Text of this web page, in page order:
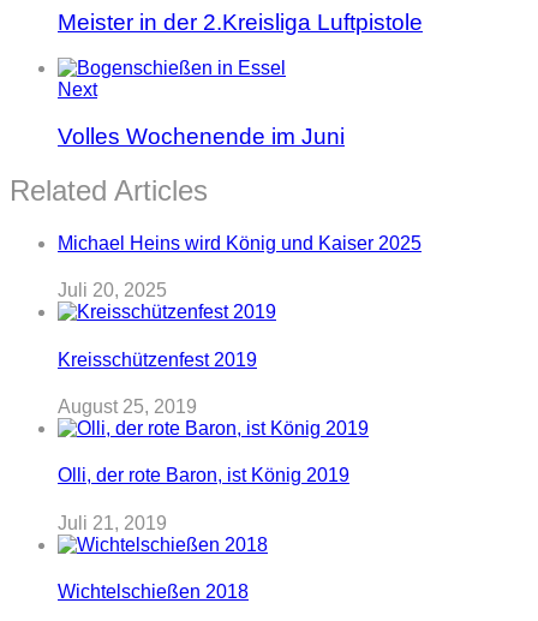
Meister in der 2.Kreisliga Luftpistole
Next
Volles Wochenende im Juni
Related Articles
Michael Heins wird König und Kaiser 2025
Juli 20, 2025
Kreisschützenfest 2019
August 25, 2019
Olli, der rote Baron, ist König 2019
Juli 21, 2019
Wichtelschießen 2018